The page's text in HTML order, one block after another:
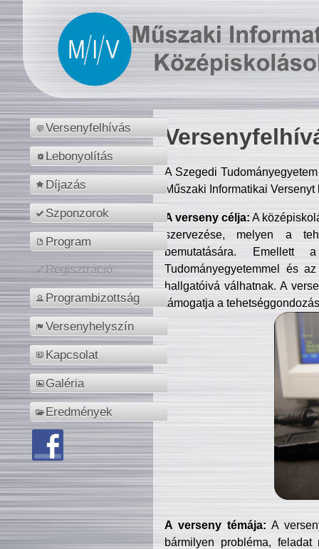
Versenyfelhívás
Lebonyolítás
Díjazás
Szponzorok
Program
Regisztráció
Programbizottság
Versenyhelyszín
Kapcsolat
Galéria
Eredmények
A Szegedi
Műszaki Informatikai
A verseny célja: A
szervezése, melyen a
bemutatására. Emellett
Tudományegyetemmel és
hallgatóivá válhatnak. A
támogatja a
A verseny témája: A
bármilyen probléma, feladat